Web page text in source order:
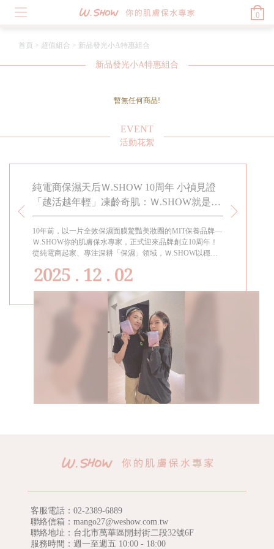
0
首頁 > 超值組合 > 新品發光小A特惠組合
新品發光小A特惠組合
暫無任何商品!
EVENT
活動花絮
純電商保濕天后Ｗ.SHOW 10周年 小禎見證
「越活越年輕」凍齡奇肌：Ｗ.SHOW就是給
女兒的傳家寶
10年前，以一片全效保濕面膜驚豔美妝圈的MIT保養品牌—
Ｗ.SHOW你的肌膚保水專家，正式迎來品牌創立10周年！
從純電商起家、專注深耕「保濕」領域，Ｗ.SHOW以穩定
言人小禎見證品牌十年蛻變的美麗歷程，她自2015年代言至
活越年輕」的生活寫照。
2025 . 12 . 02
客服電話： 02-2389-6889
聯絡信箱：mango27@weshow.com.tw
聯絡地址：台北市萬華區開封街二段32號6F
服務時間：週一至週五 10:00 - 18:00